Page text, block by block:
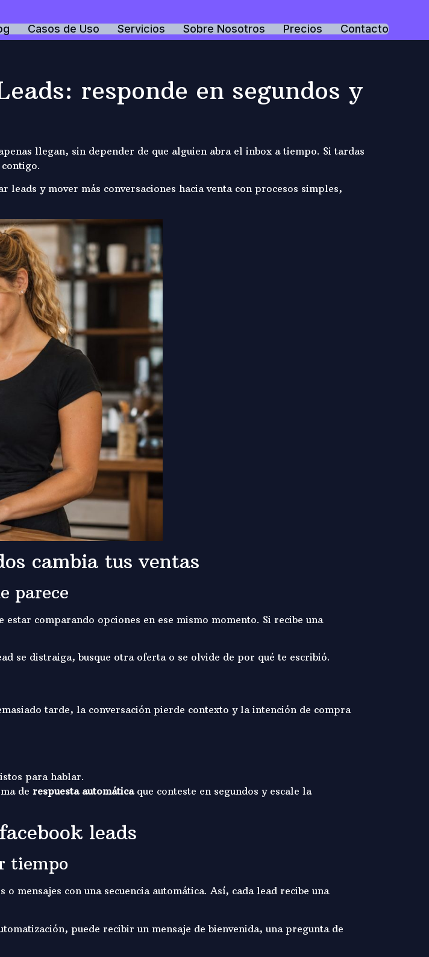
Casos de Uso Servicios Sobre Nosotros Precios Contacto
responde en segundos y
llegan, sin depender de que alguien abra el inbox a tiempo. Si tardas
y mover más conversaciones hacia venta con procesos simples,
cambia tus ventas
parece
comparando opciones en ese mismo momento. Si recibe una
se distraiga, busque otra oferta o se olvide de por qué te escribió.
tarde, la conversación pierde contexto y la intención de compra
para hablar.
de respuesta automáticaque conteste en segundos y escale la
leads
tiempo
mensajes con una secuencia automática. Así, cada lead recibe una
puede recibir un mensaje de bienvenida, una pregunta de